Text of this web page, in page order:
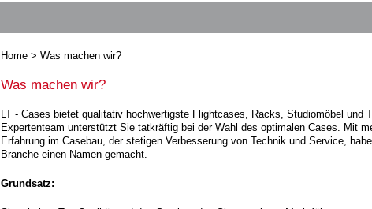
Home > Was machen wir?
Was machen wir?
LT - Cases bietet qualitativ hochwertigste Flightcases, Racks, Studiomöbel und
Expertenteam unterstützt Sie tatkräftig bei der Wahl des optimalen Cases. Mit
Erfahrung im Casebau, der stetigen Verbesserung von Technik und Service,
Branche einen Namen gemacht.
Grundsatz: